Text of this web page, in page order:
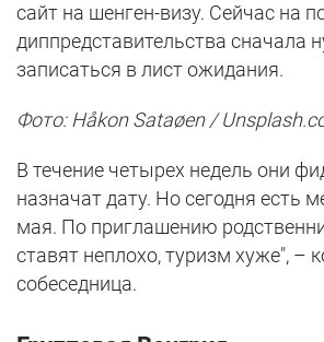
сайт на шенген-визу. Сейчас на
диппредставительства сначала
записаться в лист ожидания.
Фoто: Håkon Sataøen /
В течение четырех недель они
назначат дату. Но сегодня есть
мая. По приглашению
ставят неплохо, туризм хуже", –
собеседница.